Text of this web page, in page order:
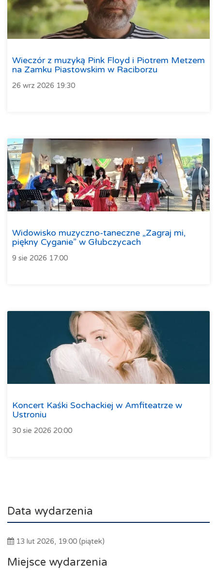
Wieczór z muzyką Pink Floyd i Piotrem Metzem
na Zamku Piastowskim w Raciborzu
26 wrz 2026 19:30
Widowisko muzyczno-taneczne „Zagraj mi,
piękny Cyganie” w Głubczycach
9 sie 2026 17:00
Koncert Kaśki Sochackiej w Amfiteatrze w
Ustroniu
30 sie 2026 20:00
Data wydarzenia
13 lut 2026, 19:00 (piątek)
Miejsce wydarzenia